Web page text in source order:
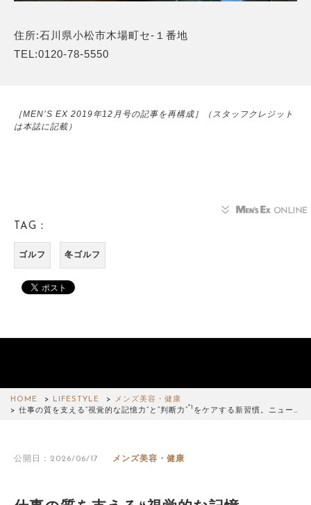
住所:石川県小松市木場町セ-１番地
TEL:0120-78-5550
［MEN’S EX 2019年12月号の記事を再構成］（スタッフクレジット
は本誌に記載）
TAG：
ゴルフ 冬ゴルフ
HOME LIFESTYLE
メンズ美容・健康
仕事の質を支える“視覚的な記憶力”と“判断力”*1 をケアする新習慣。ニュー…
公開日：2026/06/17 メンズ美容・健康